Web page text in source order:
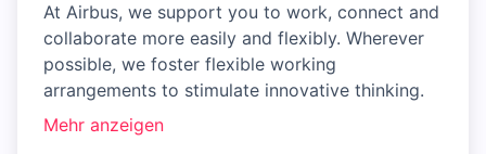
At Airbus, we support you to work, connect and
collaborate more easily and flexibly. Wherever
possible, we foster flexible working
arrangements to stimulate innovative thinking.
Mehr anzeigen